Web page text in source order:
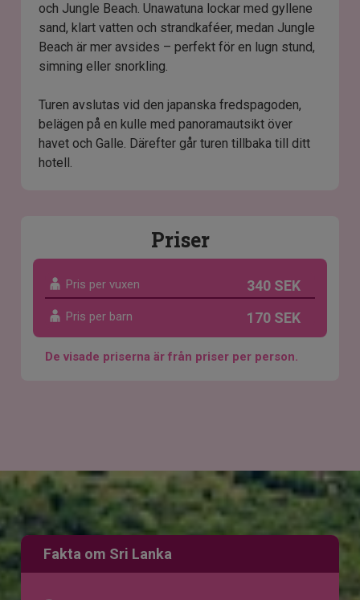
och Jungle Beach. Unawatuna lockar med gyllene
sand, klart vatten och strandkaféer, medan Jungle
Beach är mer avsides – perfekt för en lugn stund,
simning eller snorkling.
Turen avslutas vid den japanska fredspagoden,
belägen på en kulle med panoramautsikt över
havet och Galle. Därefter går turen tillbaka till ditt
hotell.
Priser
Pris per vuxen 340 SEK
Pris per barn 170 SEK
De visade priserna är från priser per person.
Fakta om Sri Lanka